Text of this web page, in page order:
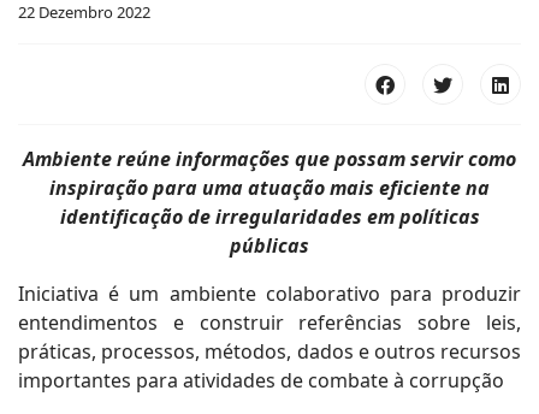
22 Dezembro 2022
Ambiente reúne informações que possam servir como
inspiração para uma atuação mais eficiente na
identificação de irregularidades em políticas
públicas
Iniciativa é um ambiente colaborativo para produzir
entendimentos e construir referências sobre leis,
práticas, processos, métodos, dados e outros recursos
importantes para atividades de combate à corrupção